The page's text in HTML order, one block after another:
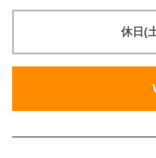
休日(